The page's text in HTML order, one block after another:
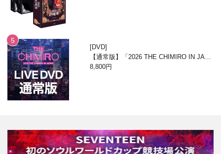
DVD
【通常版】「2026 THE CHIMIRO IN JAPA
N」DVD
8,800円